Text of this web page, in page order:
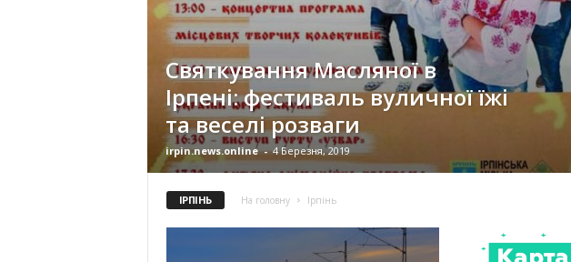
Святкування Масляної в
Ірпені: фестиваль вуличної їжі
та веселі розваги
irpin.news.online - 4 Березня, 2019
ІРПІНЬ На головну Ірпінь